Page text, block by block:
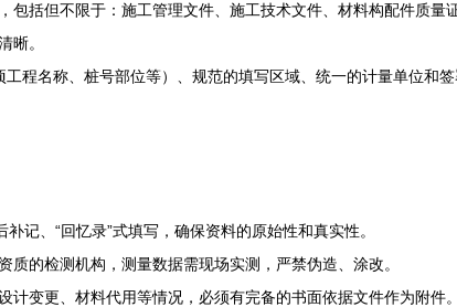
括但不限于：施工管理文件、施工技术文件、材料构配件质量
晰。
程名称、桩号部位等）、规范的填写区域、统一的计量单位和
记、“回忆录”式填写，确保资料的原始性和真实性。
的检测机构，测量数据需现场实测，严禁伪造、涂改。
变更、材料代用等情况，必须有完备的书面依据文件作为附件。